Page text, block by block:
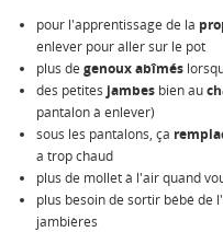
pour l'apprentissage de la
enlever pour aller sur le pot
plus de genoux abîmés
des petites jambes bien au
pantalon à enlever)
sous les pantalons, ça
a trop chaud
plus de mollet à l'air quand
plus besoin de sortir bébé de
jambières